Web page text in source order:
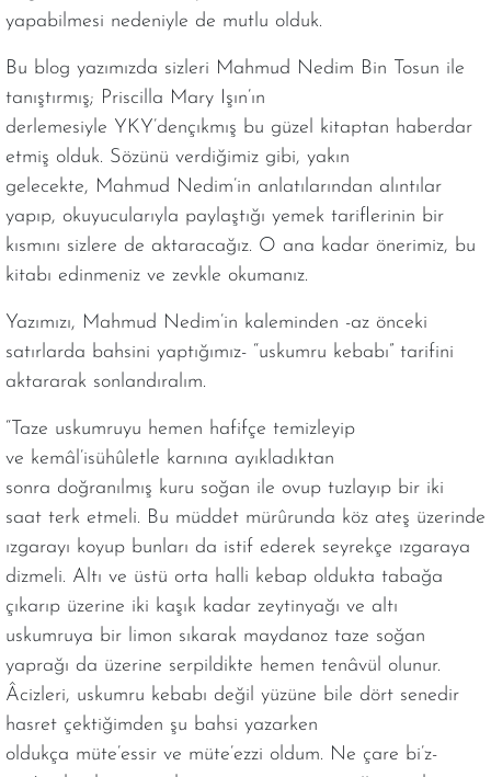
yapabilmesi nedeniyle de mutlu olduk.
Bu blog yazımızda sizleri Mahmud Nedim Bin Tosun ile
tanıştırmış; Priscilla Mary Işın’ın
derlemesiyle YKY’dençıkmış bu güzel kitaptan haberdar
etmiş olduk. Sözünü verdiğimiz gibi, yakın
gelecekte, Mahmud Nedim’in anlatılarından alıntılar
yapıp, okuyucularıyla paylaştığı yemek tariflerinin bir
kısmını sizlere de aktaracağız. O ana kadar önerimiz, bu
kitabı edinmeniz ve zevkle okumanız.
Yazımızı, Mahmud Nedim’in kaleminden -az önceki
satırlarda bahsini yaptığımız- “uskumru kebabı” tarifini
aktararak sonlandıralım.
“Taze uskumruyu hemen hafifçe temizleyip
ve kemâl’isühûletle karnına ayıkladıktan
sonra doğranılmış kuru soğan ile ovup tuzlayıp bir iki
saat terk etmeli. Bu müddet mürûrunda köz ateş üzerinde
ızgarayı koyup bunları da istif ederek seyrekçe ızgaraya
dizmeli. Altı ve üstü orta halli kebap oldukta tabağa
çıkarıp üzerine iki kaşık kadar zeytinyağı ve altı
uskumruya bir limon sıkarak maydanoz taze soğan
yaprağı da üzerine serpildikte hemen tenâvül olunur.
Âcizleri, uskumru kebabı değil yüzüne bile dört senedir
hasret çektiğimden şu bahsi yazarken
oldukça müte’essir ve müte’ezzi oldum. Ne çare bi’z-